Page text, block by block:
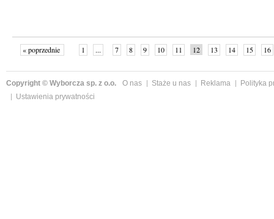
« poprzednie 1 ... 7 8 9 10 11 12 13 14 15 16
Copyright © Wyborcza sp. z o.o. O nas Staże u nas Reklama
Polityka
Ustawienia prywatności